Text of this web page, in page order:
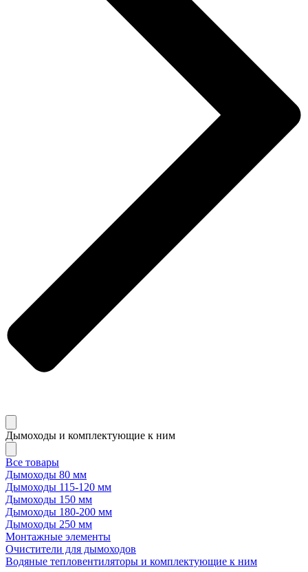
Дымоходы и комплектующие к ним
Все товары
Дымоходы 80 мм
Дымоходы 115-120 мм
Дымоходы 150 мм
Дымоходы 180-200 мм
Дымоходы 250 мм
Монтажные элементы
Очистители для дымоходов
Водяные тепловентиляторы и комплектующие к ним